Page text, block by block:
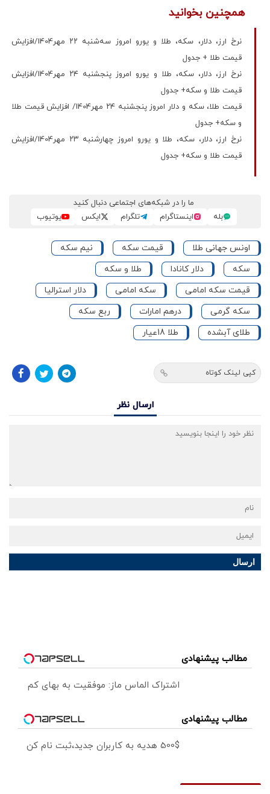
همچنین بخوانید
نرخ ارز، دلار، سکه، طلا و یورو امروز سه‌شنبه ۲۲ مهر1404/افزایش
قیمت طلا + جدول
نرخ ارز، دلار، سکه، طلا و یورو امروز پنجشنبه ۲۴ مهر1404/افزایش
قیمت طلا و سکه+ جدول
قیمت طلا، سکه و دلار امروز پنجشنبه ۲۴ مهر1404/ افزایش قیمت‌ طلا
و سکه+ جدول
نرخ ارز، دلار، سکه، طلا و یورو امروز چهارشنبه ۲۳ مهر1404/افزایش
قیمت طلا و سکه+ جدول
ما را در شبکه‌های اجتماعی دنبال کنید
بله
اینستاگرام تلگرام ایکس یوتیوب
اونس جهانی طلا قیمت سکه
نیم سکه
سکه
دلار کانادا
طلا و سکه
قیمت سکه امامی
سکه امامی
دلار استرالیا
سکه گرمی
درهم امارات
ربع سکه
طلای آبشده
طلا 18عیار
کپی لینک کوتاه
ارسال نظر
ارسال
مطالب پیشنهادی
اشتراک الماس ماز: موفقیت به بهای کم
مطالب پیشنهادی
500$ هدیه به کاربران جدید،ثبت نام کن